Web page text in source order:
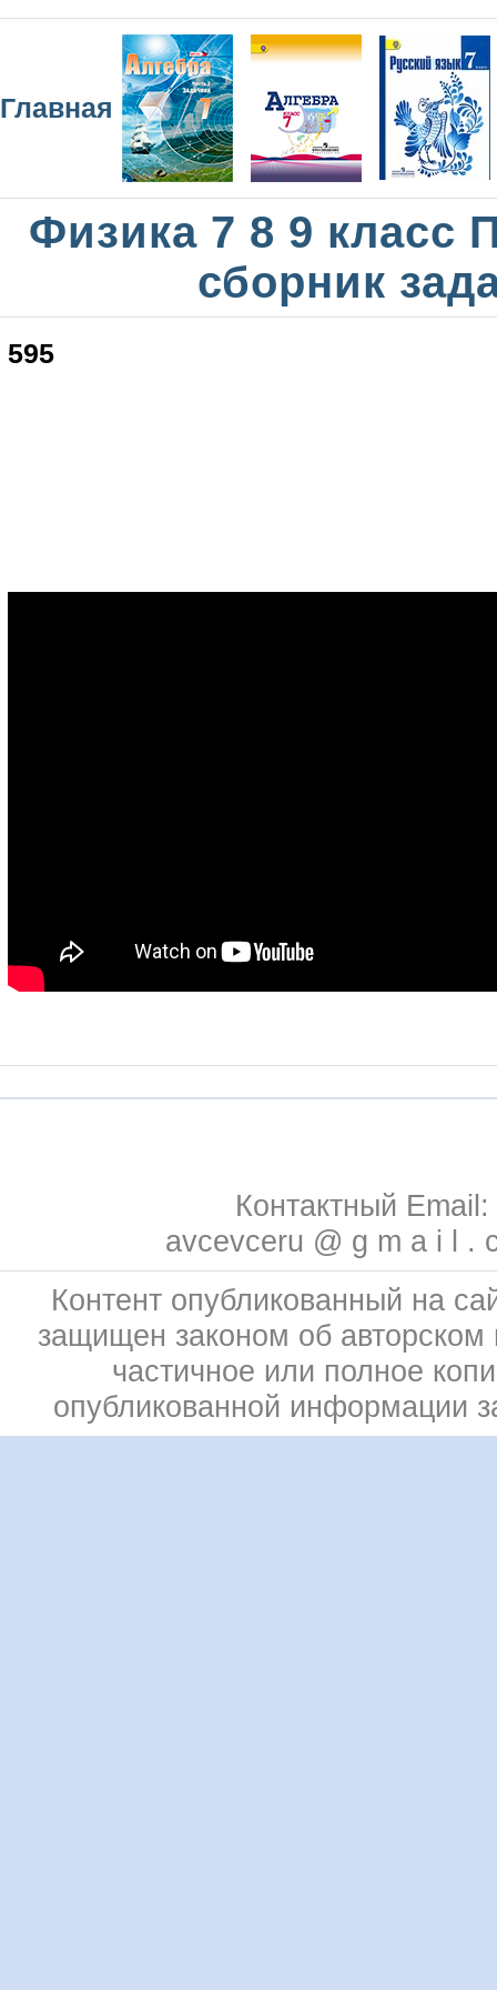
Главная
Физика 7 8 9 класс
сборник
595
Контактный Email:
avcevceru @ g m a i l .
Контент опубликованный на
защищен законом об
частичное или полное
опубликованной информации